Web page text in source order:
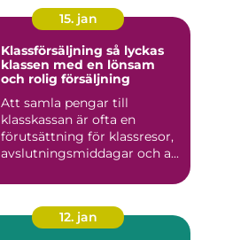
15. jan
Klassförsäljning så lyckas
klassen med en lönsam
och rolig försäljning
Att samla pengar till
klasskassan är ofta en
förutsättning för klassresor,
avslutningsmiddagar och a...
12. jan